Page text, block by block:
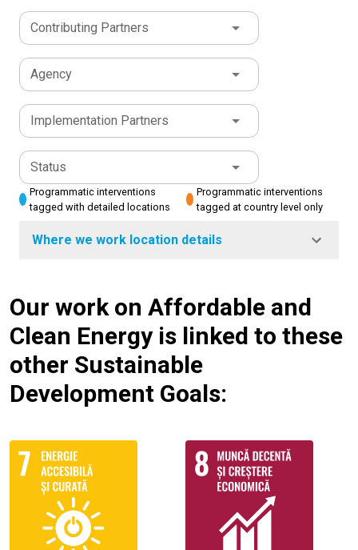
Contributing Partners
Agency
Implementation Partners
Status
Programmatic interventions
tagged with detailed locations
Programmatic interventions
tagged at country level only
Where we work location details
Our work on Affordable and
Clean Energy is linked to these
other Sustainable
Development Goals: